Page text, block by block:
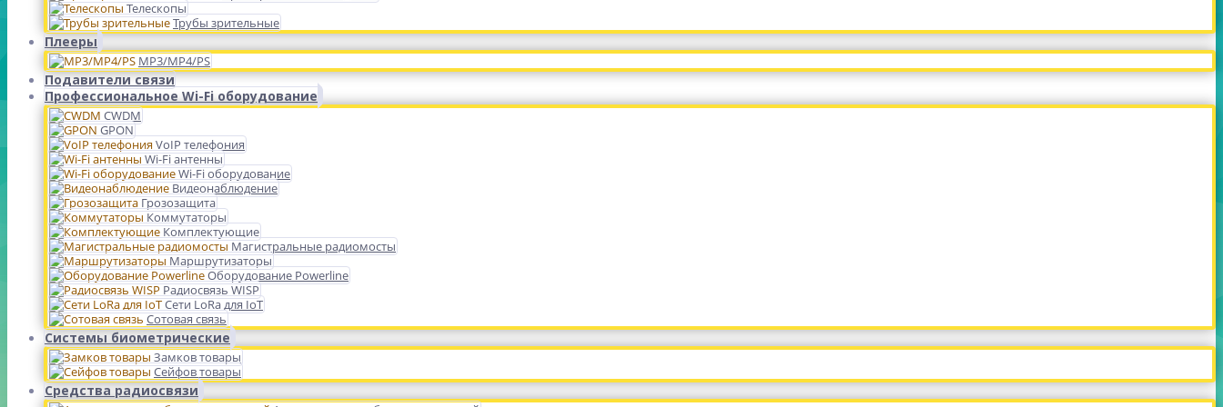
Телескопы
Трубы зрительные
Плееры
MP3/MP4/PS
Подавители связи
Профессиональное Wi-Fi оборудование
CWDM
GPON
VoIP телефония
Wi-Fi антенны
Wi-Fi оборудование
Видеонаблюдение
Грозозащита
Коммутаторы
Комплектующие
Магистральные радиомосты
Маршрутизаторы
Оборудование Powerline
Радиосвязь WISP
Сети LoRa для IoT
Сотовая связь
Системы биометрические
Замков товары
Сейфов товары
Средства радиосвязи